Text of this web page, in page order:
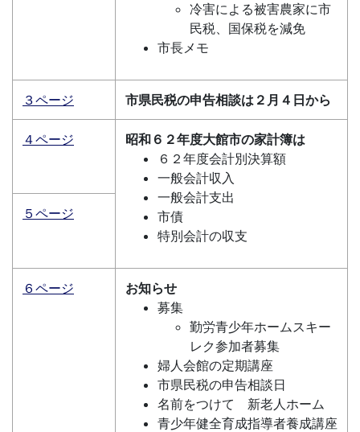
冷害による被害農家に市
民税、国保税を減免
市長メモ
３ページ 市県民税の申告相談は２月４日から
４ページ
昭和６２年度大館市の家計簿は
６２年度会計別決算額
一般会計収入
一般会計支出
市債
特別会計の収支
５ページ
６ページ
お知らせ
募集
勤労青少年ホームスキー
レク参加者募集
婦人会館の定期講座
市県民税の申告相談日
名前をつけて 新老人ホーム
青少年健全育成指導者養成講座